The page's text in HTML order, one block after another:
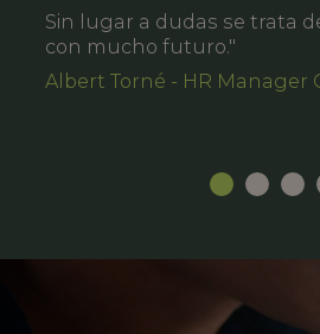
Sin lugar a dudas se trata
con mucho futuro."
Albert Torné - HR Manager